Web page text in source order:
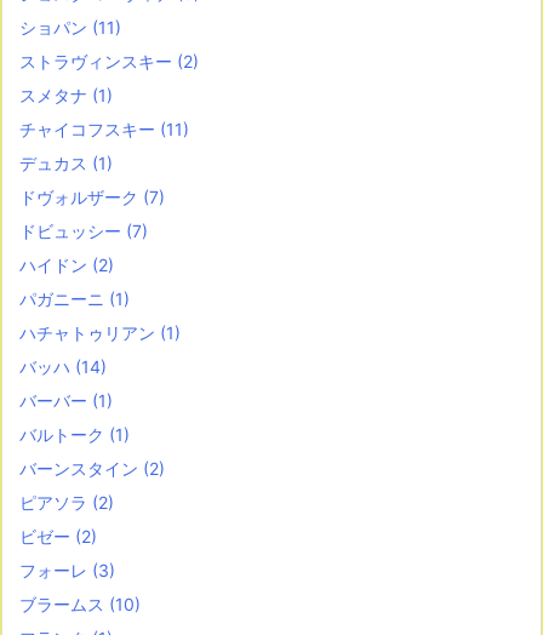
ショパン (11)
ストラヴィンスキー (2)
スメタナ (1)
チャイコフスキー (11)
デュカス (1)
ドヴォルザーク (7)
ドビュッシー (7)
ハイドン (2)
パガニーニ (1)
ハチャトゥリアン (1)
バッハ (14)
バーバー (1)
バルトーク (1)
バーンスタイン (2)
ピアソラ (2)
ビゼー (2)
フォーレ (3)
ブラームス (10)